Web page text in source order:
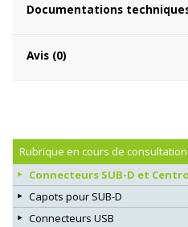
Documentations
Avis (0)
Rubrique en cours de consultation
Connecteurs SUB-D et
Capots pour SUB-D
Connecteurs USB